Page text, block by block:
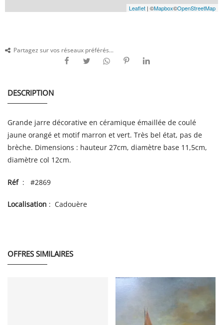
Leaflet | ©Mapbox©OpenStreetMap
Partagez sur vos réseaux préférés...
DESCRIPTION
Grande jarre décorative en céramique émaillée de coulé
jaune orangé et motif marron et vert. Très bel état, pas de
brèche. Dimensions : hauteur 27cm, diamètre base 11,5cm,
diamètre col 12cm.
Réf: #2869
Localisation : Cadouère
OFFRES SIMILAIRES